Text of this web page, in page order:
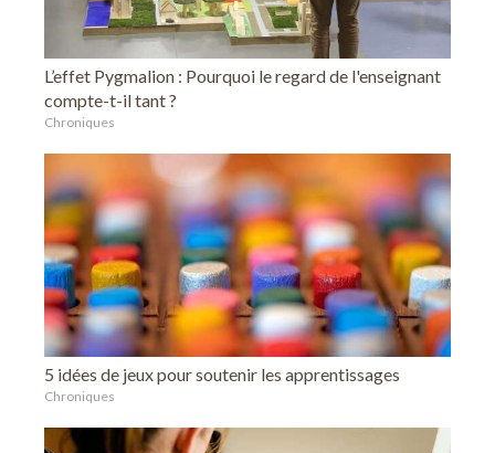
L’effet Pygmalion : Pourquoi le regard de l'enseignant
compte-t-il tant ?
Chroniques
5 idées de jeux pour soutenir les apprentissages
Chroniques